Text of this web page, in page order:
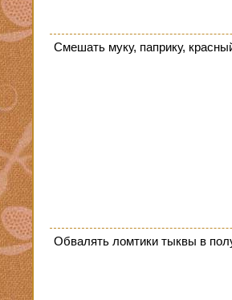
Смешать муку, паприку,
Обвалять ломтики тыквы в